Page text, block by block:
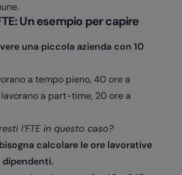
Un esempio per capire
una piccola azienda con 10
a tempo pieno, 40 ore a
a part-time, 20 ore a
l’FTE in questo caso?
calcolare le ore lavorative